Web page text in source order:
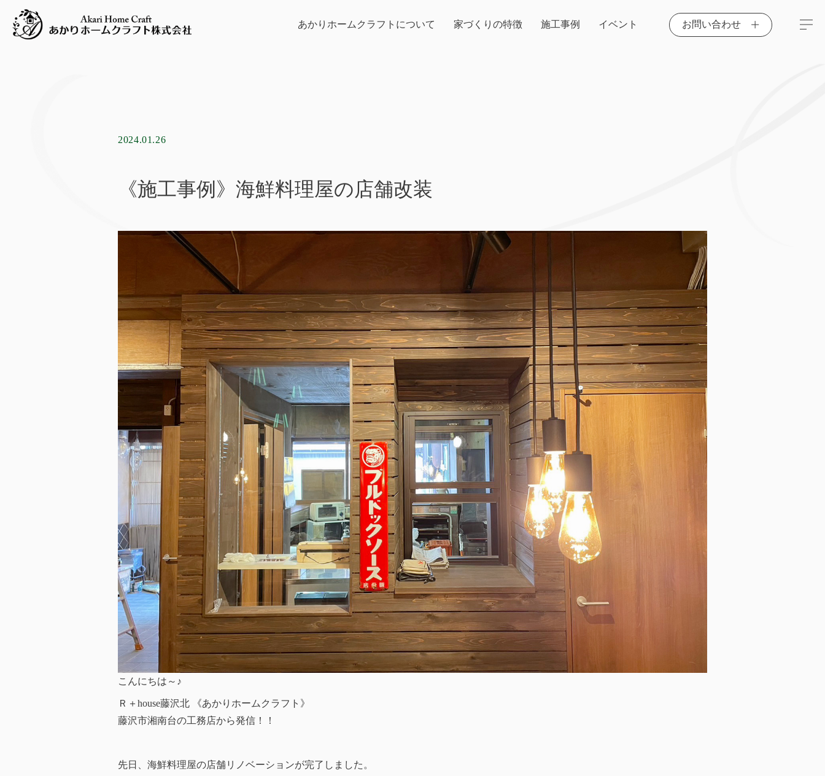
あかりホームクラフトについて 家づくりの特徴 施工事例 イベント お問い合わせ
2024.01.26
《施工事例》海鮮料理屋の店舗改装
こんにちは～♪
Ｒ＋house藤沢北 《あかりホームクラフト》
藤沢市湘南台の工務店から発信！！
先日、海鮮料理屋の店舗リノベーションが完了しました。